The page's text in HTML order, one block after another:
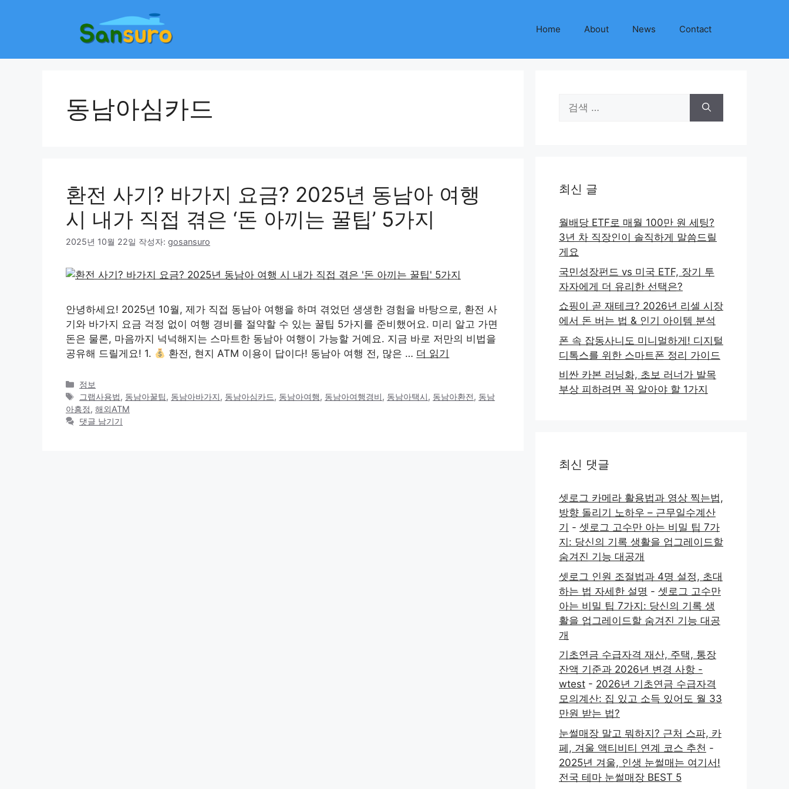
Home About News Contact
동남아심카드
환전 사기? 바가지 요금? 2025년 동남아 여행
시 내가 직접 겪은 ‘돈 아끼는 꿀팁’ 5가지
2025년 10월 22일 작성자: gosansuro
안녕하세요! 2025년 10월, 제가 직접 동남아 여행을 하며 겪었던 생생한 경험을 바탕으로, 환전 사
기와 바가지 요금 걱정 없이 여행 경비를 절약할 수 있는 꿀팁 5가지를 준비했어요. 미리 알고 가면
돈은 물론, 마음까지 넉넉해지는 스마트한 동남아 여행이 가능할 거예요. 지금 바로 저만의 비법을
공유해 드릴게요! 1.
환전, 현지 ATM 이용이 답이다! 동남아 여행 전, 많은 … 더 읽기
카
테
고
리
정보
태
그
그랩사용법, 동남아꿀팁, 동남아바가지, 동남아심카드, 동남아여행, 동남아여행경비, 동남아택시, 동남아환전, 동남
아흥정, 해외ATM
댓글 남기기
색:
최신 글
월배당 ETF로 매월 100만 원 세팅?
3년 차 직장인이 솔직하게 말씀드릴
게요
국민성장펀드 vs 미국 ETF, 장기 투
자자에게 더 유리한 선택은?
쇼핑이 곧 재테크? 2026년 리셀 시장
에서 돈 버는 법 & 인기 아이템 분석
폰 속 잡동사니도 미니멀하게! 디지털
디톡스를 위한 스마트폰 정리 가이드
비싼 카본 러닝화, 초보 러너가 발목
부상 피하려면 꼭 알아야 할 1가지
최신 댓글
셋로그 카메라 활용법과 영상 찍는법,
방향 돌리기 노하우 – 근무일수계산
기 - 셋로그 고수만 아는 비밀 팁 7가
지: 당신의 기록 생활을 업그레이드할
숨겨진 기능 대공개
셋로그 인원 조절법과 4명 설정, 초대
하는 법 자세한 설명 - 셋로그 고수만
아는 비밀 팁 7가지: 당신의 기록 생
활을 업그레이드할 숨겨진 기능 대공
개
기초연금 수급자격 재산, 주택, 통장
잔액 기준과 2026년 변경 사항 -
wtest - 2026년 기초연금 수급자격
모의계산: 집 있고 소득 있어도 월 33
만원 받는 법?
눈썰매장 말고 뭐하지? 근처 스파, 카
페, 겨울 액티비티 연계 코스 추천 -
2025년 겨울, 인생 눈썰매는 여기서!
전국 테마 눈썰매장 BEST 5